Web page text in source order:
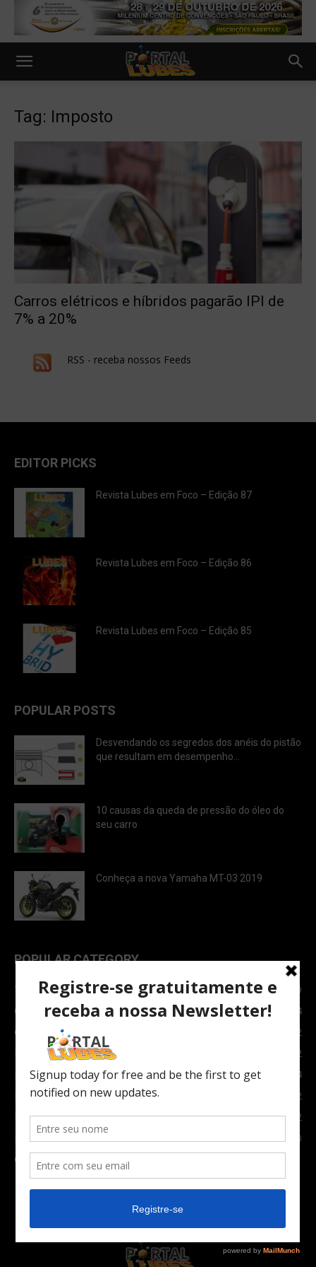
Tag: Imposto
Carros elétricos e híbridos pagarão IPI de
7% a 20%
RSS - receba nossos Feeds
EDITOR PICKS
Revista Lubes em Foco – Edição 87
Revista Lubes em Foco – Edição 86
Revista Lubes em Foco – Edição 85
POPULAR POSTS
Desvendando os segredos dos anéis do pistão
que resultam em desempenho...
10 causas da queda de pressão do óleo do
seu carro
Conheça a nova Yamaha MT-03 2019
POPULAR CATEGORY
TOPNEWS
7089
Carro e Moto
3764
Carro
2082
Notícias
1852
Indústria
1024
Moto
972
Economia
672
Newsletter
630
Carros Verdes e Novas tecnologias automotivas